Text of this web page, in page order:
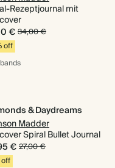
Rezeptjournal mit
€34,00 €
off
& Daydreams
Madder
Spiral Bullet Journal
€27,00 €
off